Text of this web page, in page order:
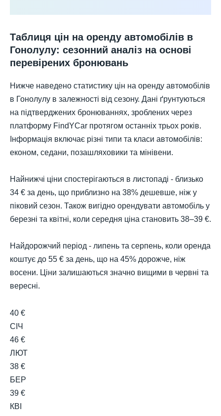
Таблиця цін на оренду автомобілів в
Гонолулу: сезонний аналіз на основі
перевірених бронювань
Нижче наведено статистику цін на оренду автомобілів
в Гонолулу в залежності від сезону. Дані ґрунтуються
на підтверджених бронюваннях, зроблених через
платформу FindYCar протягом останніх трьох років.
Інформація включає різні типи та класи автомобілів:
економ, седани, позашляховики та мінівени.
Найнижчі ціни спостерігаються в листопаді - близько
34 € за день, що приблизно на 38% дешевше, ніж у
піковий сезон. Також вигідно орендувати автомобіль у
березні та квітні, коли середня ціна становить 38–39 €.
Найдорожчий період - липень та серпень, коли оренда
коштує до 55 € за день, що на 45% дорожче, ніж
восени. Ціни залишаються значно вищими в червні та
вересні.
40 €
СІЧ
46 €
ЛЮТ
38 €
БЕР
39 €
КВІ